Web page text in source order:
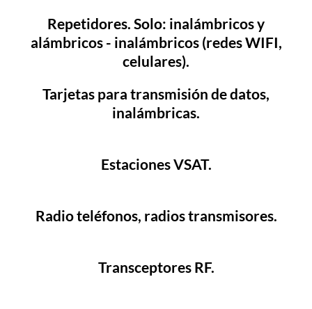
Repetidores. Solo: inalámbricos y
alámbricos - inalámbricos (redes WIFI,
celulares).
Tarjetas para transmisión de datos,
inalámbricas.
Estaciones VSAT.
Radio teléfonos, radios transmisores.
Transceptores RF.